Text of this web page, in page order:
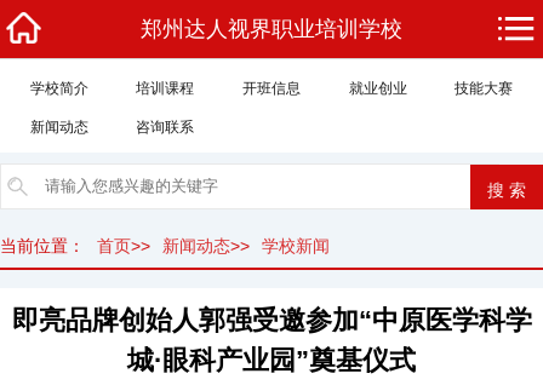
郑州达人视界职业培训学校
学校简介 培训课程 开班信息 就业创业 技能大赛
新闻动态 咨询联系
当前位置： 首页>> 新闻动态>> 学校新闻
即亮品牌创始人郭强受邀参加“中原医学科学
城·眼科产业园”奠基仪式